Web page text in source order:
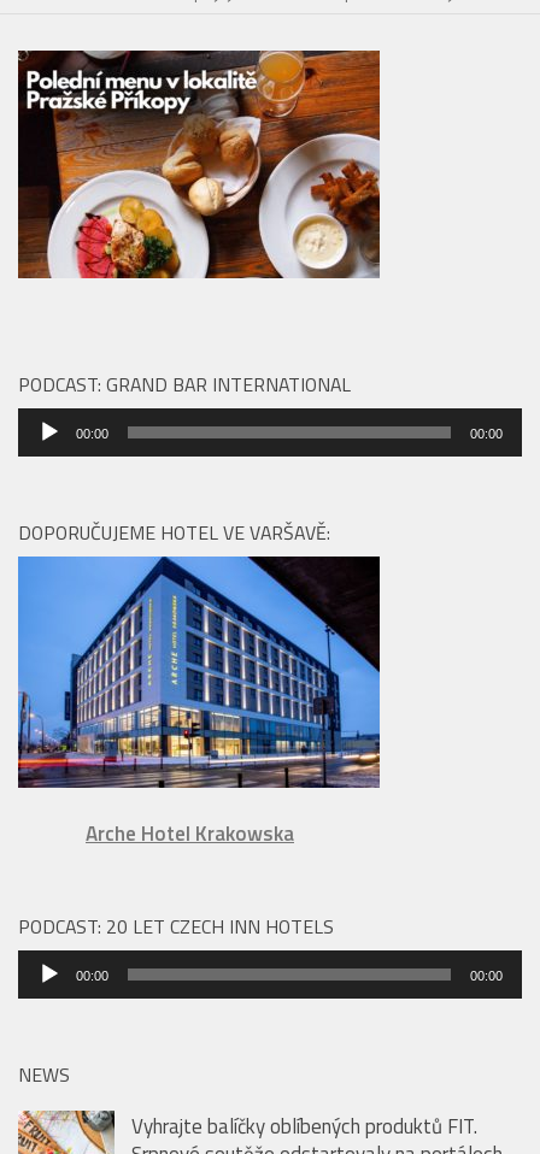
PODCAST: GRAND BAR INTERNATIONAL
Audio
přehrávač
00:00 00:00
DOPORUČUJEME HOTEL VE VARŠAVĚ:
Arche Hotel Krakowska
PODCAST: 20 LET CZECH INN HOTELS
Audio
přehrávač
00:00 00:00
NEWS
Vyhrajte balíčky oblíbených produktů FIT.